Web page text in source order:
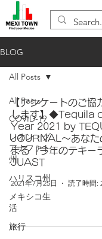
BLOG
All Posts
COVID-19
レオン・グ
アナファト
州
ハリスコ州
メキシコ生
活
旅行
All Posts
【アンケートのご協
します】◆Tequila
Year 2021 by
JOURNAL～あなた
まる『今年のテキー
JUAST
2021年7月25日 読了時間: